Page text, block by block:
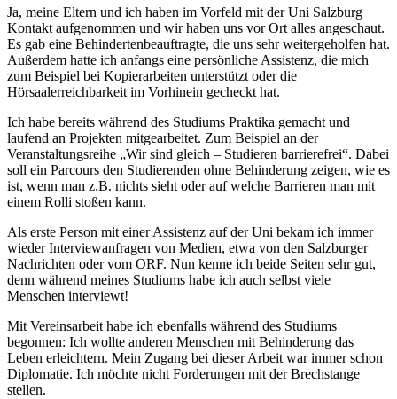
Ja, meine Eltern und ich haben im Vorfeld mit der Uni Salzburg
Kontakt aufgenommen und wir haben uns vor Ort alles angeschaut.
Es gab eine Behindertenbeauftragte, die uns sehr weitergeholfen hat.
Außerdem hatte ich anfangs eine persönliche Assistenz, die mich
zum Beispiel bei Kopierarbeiten unterstützt oder die
Hörsaalerreichbarkeit im Vorhinein gecheckt hat.
Ich habe bereits während des Studiums Praktika gemacht und
laufend an Projekten mitgearbeitet. Zum Beispiel an der
Veranstaltungsreihe „Wir sind gleich – Studieren barrierefrei“. Dabei
soll ein Parcours den Studierenden ohne Behinderung zeigen, wie es
ist, wenn man z.B. nichts sieht oder auf welche Barrieren man mit
einem Rolli stoßen kann.
Als erste Person mit einer Assistenz auf der Uni bekam ich immer
wieder Interviewanfragen von Medien, etwa von den Salzburger
Nachrichten oder vom ORF. Nun kenne ich beide Seiten sehr gut,
denn während meines Studiums habe ich auch selbst viele
Menschen interviewt!
Mit Vereinsarbeit habe ich ebenfalls während des Studiums
begonnen: Ich wollte anderen Menschen mit Behinderung das
Leben erleichtern. Mein Zugang bei dieser Arbeit war immer schon
Diplomatie. Ich möchte nicht Forderungen mit der Brechstange
stellen.